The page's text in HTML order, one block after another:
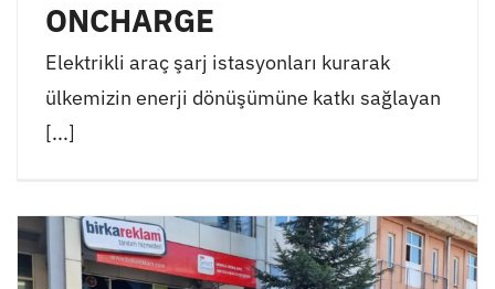
ONCHARGE
Elektrikli araç şarj istasyonları kurarak
ülkemizin enerji dönüşümüne katkı sağlayan
[...]